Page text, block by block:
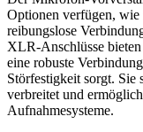
Optionen verfügen,
reibungslose
XLR-Anschlüsse
eine robuste
Störfestigkeit sorgt.
verbreitet und
Aufnahmesysteme.